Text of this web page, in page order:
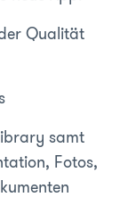
Qualität
samt
Fotos,